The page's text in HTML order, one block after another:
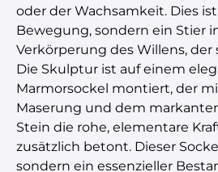
oder der Wachsamkeit. Dies
Bewegung, sondern ein Stier
Verkörperung des Willens,
Die Skulptur ist auf einem
Marmorsockel montiert, der
Maserung und dem
Stein die rohe, elementare
zusätzlich betont. Dieser
sondern ein essenzieller